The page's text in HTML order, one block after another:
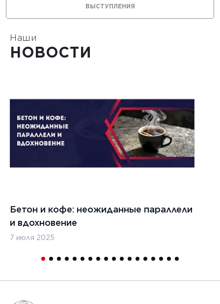
ВЫСТУПЛЕНИЯ
Наши
НОВОСТИ
Бетон и кофе: неожиданные параллели
и вдохновение
7 июля 2025